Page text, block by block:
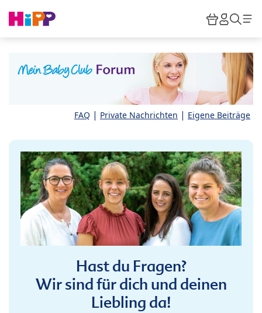
HiPP
FAQ | Private Nachrichten | Eigene Beiträge
Hast du Fragen?
Wir sind für dich und deinen
Liebling da!